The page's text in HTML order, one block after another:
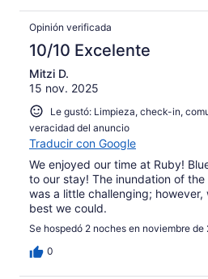
Opinión verificada
10/10 Excelente
Mitzi D.
15 nov. 2025
Le gustó: Limpieza, check-in,
veracidad del anuncio
Traducir con Google
We enjoyed our time at Ruby!
to our stay! The inundation of
was a little challenging;
best we could.
Se hospedó 2 noches en noviembre de
0